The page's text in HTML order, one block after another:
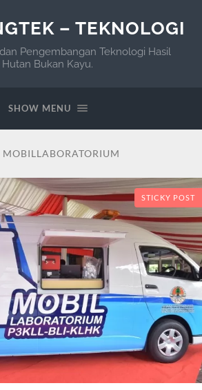
– TEKNOLOGI
Pengembangan Teknologi Hasil
Hutan Bukan Kayu.
SHOW MENU
MOBILLABORATORIUM
STICKY POST